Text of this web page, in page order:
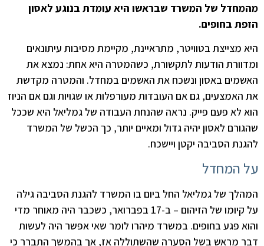
מהמחדל של המשרד שבראשו היא עומדת בנוגע לאסון
הזפת בחופים.
היא מצייצת בטוויטר, מתראיינת, מקיימת מסיבות עיתונאים
ומדוורת הודעות לתקשורת, כשהמטרה היא אחת: נמצא את
האשמים באסון ונשכח את האשמים במחדל. והמטרה מקדשת
את האמצעים, גם אם העובדות מעורפלות או שגויות וגם אם הניוז
הוא לא פעם פייק. נראה שהנחת העבודה של גמליאל היא שככל
שהגורם לאסון יהיה גדול ומאיים יותר, כך הכשל של המשרד
להגנת הסביבה יקטן ויישכח.
על המחדל
המהלך של גמליאל החל ביום בו המשרד להגנת הסביבה גילה
על קיומו של הזיהום – ב-17 בפברואר, כשכבר היה מאוחר מדי
והוא פגע בחופים. במשרד מיהרו לומר שאי אפשר היה לעשות
דבר מראש בשל הסערה שהשתוללה אז, אך בהמשך התברר כי